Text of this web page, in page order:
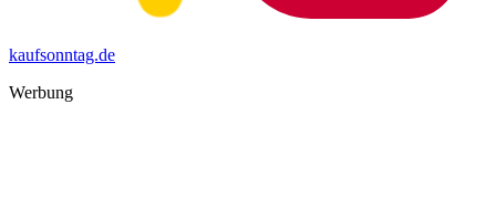
kaufsonntag.de
Werbung